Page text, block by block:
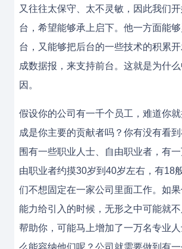
又往往太保守、太不灵敏，因此我们
台，希望能够承上启下。他一方面能
台，又能够把后台的一些技术的积累
成数据报，来支持前台。这就是为什
因。
假设你的公司有一千个员工，难道你
成是你主要的贡献者吗？你有没有看
围有一些职业人士、自由职业者，有
由职业者约摸30岁到40岁左右，有18
们不想固定在一家公司里面工作。如
能力给引入的时候，无形之中可能就
帮助你，可能马上增加了一万名专业
么能容纳他们呢？公司就需要做到有